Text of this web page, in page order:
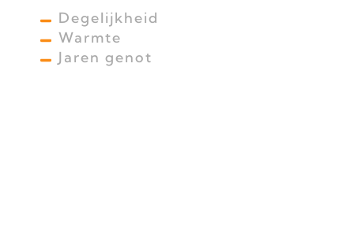
Degelijkheid
Warmte
Jaren genot